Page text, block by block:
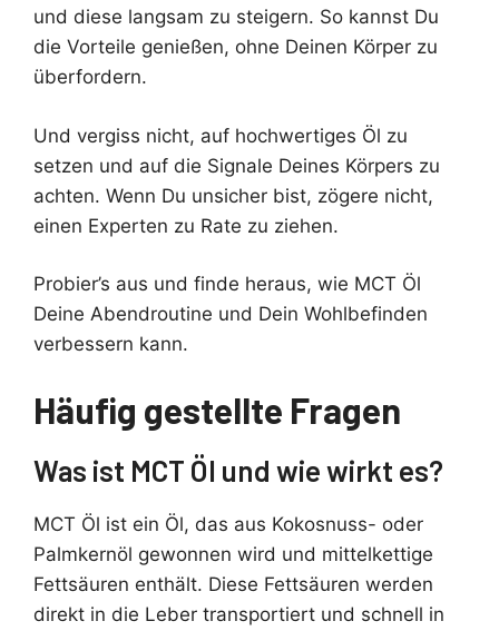
und diese langsam zu steigern. So kannst Du
die Vorteile genießen, ohne Deinen Körper zu
überfordern.
Und vergiss nicht, auf hochwertiges Öl zu
setzen und auf die Signale Deines Körpers zu
achten. Wenn Du unsicher bist, zögere nicht,
einen Experten zu Rate zu ziehen.
Probier’s aus und finde heraus, wie MCT Öl
Deine Abendroutine und Dein Wohlbefinden
verbessern kann.
Häufig gestellte Fragen
Was ist MCT Öl und wie wirkt es?
MCT Öl ist ein Öl, das aus Kokosnuss- oder
Palmkernöl gewonnen wird und mittelkettige
Fettsäuren enthält. Diese Fettsäuren werden
direkt in die Leber transportiert und schnell in